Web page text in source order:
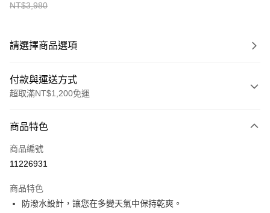
NT$3,980
請選擇商品選項
付款與運送方式
超取滿NT$1,200免運
信用卡一次付款
超商取貨付款
Apple Pay
商品特色
商品編號
11226931
商品特色
防潑水設計，讓您在多變天氣中保持乾爽。